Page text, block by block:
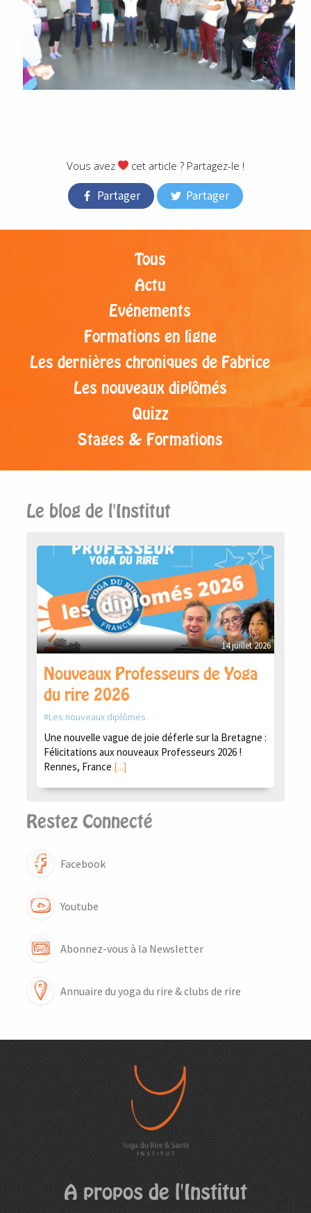
Vous avez
cet article ? Partagez-le !
Partager Partager
Tous
Actu
Evénements
Formations en ligne
Les dernières chroniques de Fabrice
Les nouveaux diplômés
Quizz
Stages & Formations
Le blog de l'Institut
14 juillet 2026
Nouveaux Professeurs de Yoga
du rire 2026
Les nouveaux diplômés
Une nouvelle vague de joie déferle sur la Bretagne :
Félicitations aux nouveaux Professeurs 2026 !
Rennes, France [...]
Restez Connecté
Facebook
Youtube
Abonnez-vous à la Newsletter
Annuaire du yoga du rire & clubs de rire
A propos de l'Institut